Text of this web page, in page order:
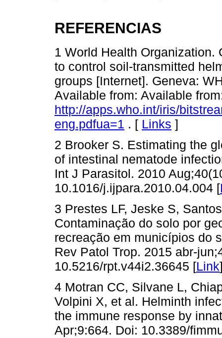
REFERENCIAS
1 World Health
to control soil-transmitted
groups [Internet]. Geneva:
Available from: Available
http://apps.who.int/iris/
eng.pdfua=1 . [ Links ]
2 Brooker S. Estimating the
of intestinal nematode
Int J Parasitol. 2010
10.1016/j.ijpara.2010.04.004 [
3 Prestes LF, Jeske S,
Contaminação do solo por
recreação em municípios do
Rev Patol Trop. 2015 abr-
10.5216/rpt.v44i2.36645 [Link
4 Motran CC, Silvane L,
Volpini X, et al. Helminth
the immune response by
Apr;9:664. Doi: 10.3389/